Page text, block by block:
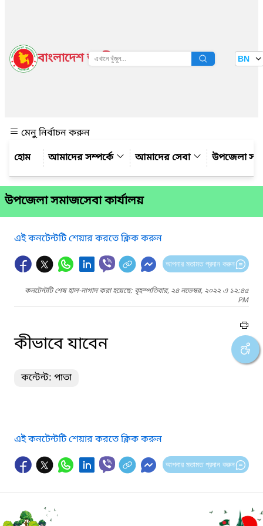
বাংলাদেশ জাতীয় তথ্য বাতায়ন BN
মেনু নির্বাচন করুন
আমাদের সম্পর্কে
আমাদের সেবা উপজেলা
উপজেলা সমাজসেবা কার্যালয়
এই কনটেন্টটি শেয়ার করতে ক্লিক করুন
আপনার মতামত প্রদান করুন
কনটেন্টটি শেষ হাল-নাগাদ করা হয়েছে: বৃহস্পতিবার, ২৪ নভেম্বর, ২০২২ এ ১২:৪৫
PM
কীভাবে যাবেন
কন্টেন্ট: পাতা
এই কনটেন্টটি শেয়ার করতে ক্লিক করুন
আপনার মতামত প্রদান করুন